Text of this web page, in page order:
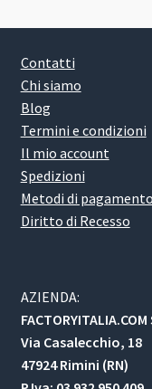
Contatti
Chi siamo
Blog
Termini e condizioni
Il mio account
Spedizioni
Metodi di pagamento
Diritto di Recesso
AZIENDA:
Via Casalecchio, 18
47924 Rimini (RN)